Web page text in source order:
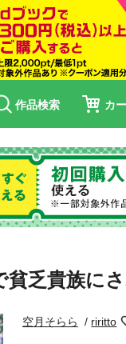
作品検索 カ
貧乏貴族に
空月そらら riritto